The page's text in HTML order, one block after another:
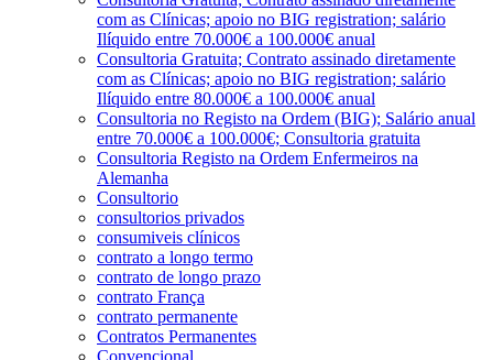
com as Clínicas; apoio no BIG registration; salário
Ilíquido entre 70.000€ a 100.000€ anual
Consultoria Gratuita; Contrato assinado diretamente
com as Clínicas; apoio no BIG registration; salário
Ilíquido entre 80.000€ a 100.000€ anual
Consultoria no Registo na Ordem (BIG); Salário anual
entre 70.000€ a 100.000€; Consultoria gratuita
Consultoria Registo na Ordem Enfermeiros na
Alemanha
Consultorio
consultorios privados
consumiveis clínicos
contrato a longo termo
contrato de longo prazo
contrato França
contrato permanente
Contratos Permanentes
Convencional